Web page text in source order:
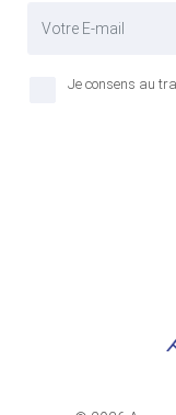
Je consens au